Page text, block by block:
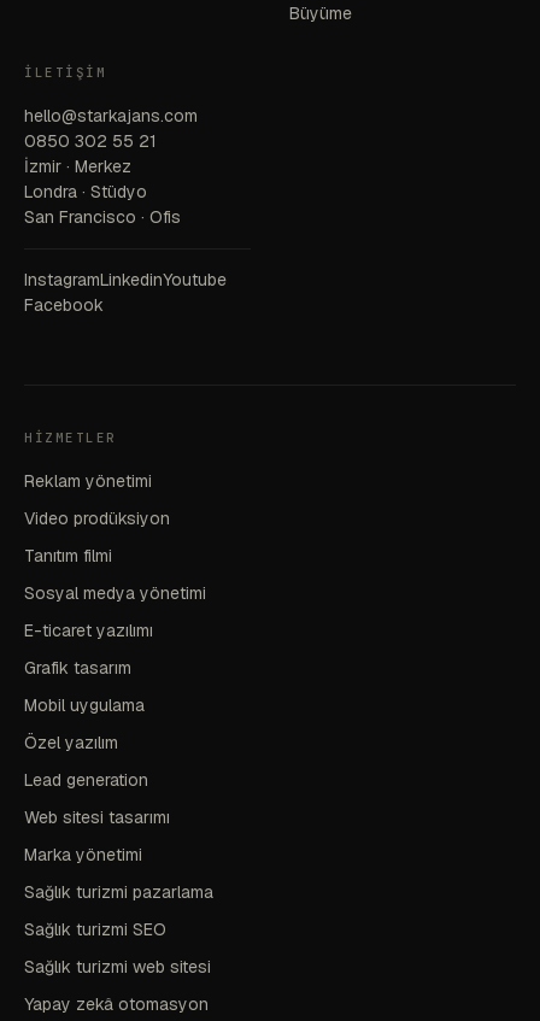
Büyüme
İLETIŞIM
hello@starkajans.com
0850 302 55 21
İzmir · Merkez
Londra · Stüdyo
San Francisco · Ofis
InstagramLinkedinYoutube
Facebook
HIZMETLER
Reklam yönetimi
Video prodüksiyon
Tanıtım filmi
Sosyal medya yönetimi
E-ticaret yazılımı
Grafik tasarım
Mobil uygulama
Özel yazılım
Lead generation
Web sitesi tasarımı
Marka yönetimi
Sağlık turizmi pazarlama
Sağlık turizmi SEO
Sağlık turizmi web sitesi
Yapay zekâ otomasyon